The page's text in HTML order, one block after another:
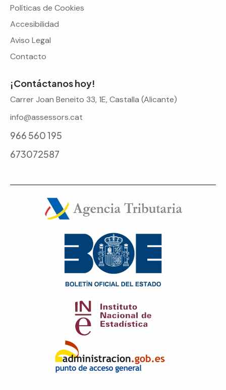
Políticas de Cookies
Accesibilidad
Aviso Legal
Contacto
¡Contáctanos hoy!
Carrer Joan Beneito 33, 1E, Castalla (Alicante)
info@assessors.cat
966 560 195
673072587